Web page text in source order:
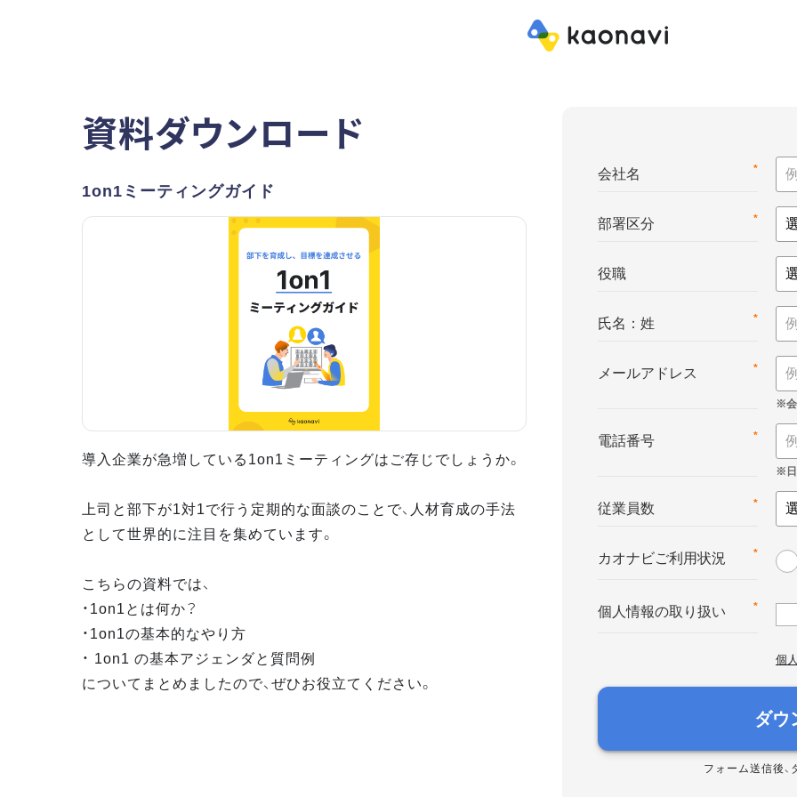
資料ダウンロード
1on1ミーティングガイド
導入企業が急増している1on1ミーティングはご存じでしょうか。
上司と部下が1対1で行う定期的な面談のことで、人材育成の手法
として世界的に注目を集めています。
こちらの資料では、
・1on1とは何か？
・1on1の基本的なやり方
・ 1on1 の基本アジェンダと質問例
についてまとめましたので、ぜひお役立てください。
*
会社名
*
部署区分
役職
*
氏名：姓
*
メールアドレス
*
電話番号
*
従業員数
*
カオナビご利用状況
*
個人情報の取り扱い
個
ダウ
フォーム送信後